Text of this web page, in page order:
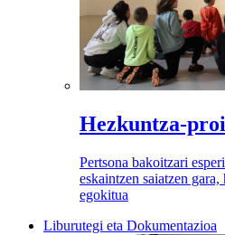
Hezkuntza-
Pertsona bakoitzari
eskaintzen saiatzen
egokitua
Liburutegi eta Dokumentazioa